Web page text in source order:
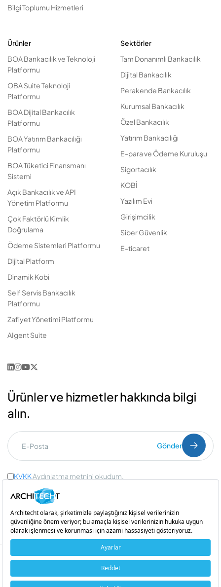
Bilgi Toplumu Hizmetleri
Ürünler
BOA Bankacılık ve Teknoloji
Platformu
OBA Suite Teknoloji
Platformu
BOA Dijital Bankacılık
Platformu
BOA Yatırım Bankacılığı
Platformu
BOA Tüketici Finansmanı
Sistemi
Açık Bankacılık ve API
Yönetim Platformu
Çok Faktörlü Kimlik
Doğrulama
Ödeme Sistemleri Platformu
Dijital Platform
Dinamik Kobi
Self Servis Bankacılık
Platformu
Zafiyet Yönetimi Platformu
AIgent Suite
Sektörler
Tam Donanımlı Bankacılık
Dijital Bankacılık
Perakende Bankacılık
Kurumsal Bankacılık
Özel Bankacılık
Yatırım Bankacılığı
E-para ve Ödeme Kuruluşu
Sigortacılık
KOBİ
Yazılım Evi
Girişimcilik
Siber Güvenlik
E-ticaret
Ürünler ve hizmetler hakkında bilgi
alın.
Gönder
KVKKAydınlatma metnini okudum.
Ticari İleti Onayı
Bir iştirakidir
Copyright © 2026 Architecht. Her hakkı saklıdır.
Çerez Politikası